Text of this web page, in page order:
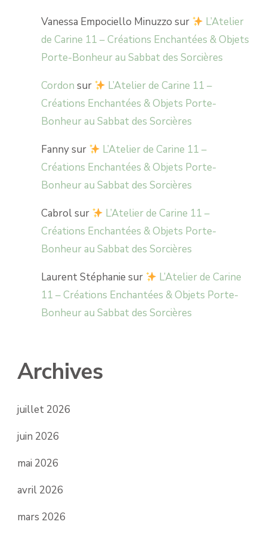
Vanessa Empociello Minuzzo sur
L’Atelier
de Carine 11 – Créations Enchantées & Objets
Porte-Bonheur au Sabbat des Sorcières
Cordon sur
L’Atelier de Carine 11 –
Créations Enchantées & Objets Porte-
Bonheur au Sabbat des Sorcières
Fannysur
L’Atelier de Carine 11 –
Créations Enchantées & Objets Porte-
Bonheur au Sabbat des Sorcières
Cabrolsur
L’Atelier de Carine 11 –
Créations Enchantées & Objets Porte-
Bonheur au Sabbat des Sorcières
Laurent Stéphanie sur
L’Atelier de Carine
11 – Créations Enchantées & Objets Porte-
Bonheur au Sabbat des Sorcières
Archives
juillet 2026
juin 2026
mai 2026
avril 2026
mars 2026